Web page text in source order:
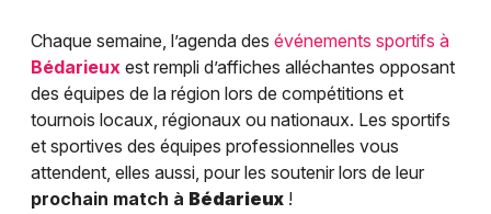
Chaque semaine, l’agenda des événements sportifs à
Bédarieux est rempli d’affiches alléchantes opposant
des équipes de la région lors de compétitions et
tournois locaux, régionaux ou nationaux. Les sportifs
et sportives des équipes professionnelles vous
attendent, elles aussi, pour les soutenir lors de leur
prochain match à Bédarieux !